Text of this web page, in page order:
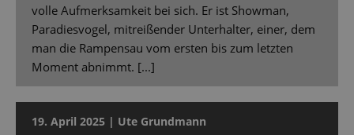
volle Aufmerksamkeit bei sich. Er ist Showman,
Paradiesvogel, mitreißender Unterhalter, einer, dem
man die Rampensau vom ersten bis zum letzten
Moment abnimmt. [...]
19. April 2025 | Ute Grundmann